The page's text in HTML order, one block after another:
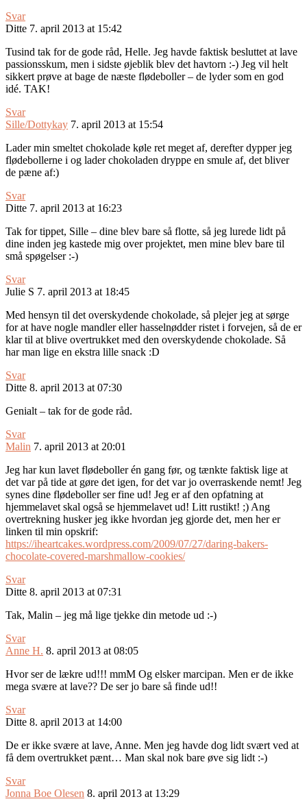
Svar
Ditte 7. april 2013 at 15:42
Tusind tak for de gode råd, Helle. Jeg havde faktisk besluttet at lave
passionsskum, men i sidste øjeblik blev det havtorn :-) Jeg vil helt
sikkert prøve at bage de næste flødeboller – de lyder som en god
idé. TAK!
Svar
Sille/Dottykay 7. april 2013 at 15:54
Lader min smeltet chokolade køle ret meget af, derefter dypper jeg
flødebollerne i og lader chokoladen dryppe en smule af, det bliver
de pæne af:)
Svar
Ditte 7. april 2013 at 16:23
Tak for tippet, Sille – dine blev bare så flotte, så jeg lurede lidt på
dine inden jeg kastede mig over projektet, men mine blev bare til
små spøgelser :-)
Svar
Julie S 7. april 2013 at 18:45
Med hensyn til det overskydende chokolade, så plejer jeg at sørge
for at have nogle mandler eller hasselnødder ristet i forvejen, så de er
klar til at blive overtrukket med den overskydende chokolade. Så
har man lige en ekstra lille snack :D
Svar
Ditte 8. april 2013 at 07:30
Genialt – tak for de gode råd.
Svar
Malin 7. april 2013 at 20:01
Jeg har kun lavet flødeboller én gang før, og tænkte faktisk lige at
det var på tide at gøre det igen, for det var jo overraskende nemt! Jeg
synes dine flødeboller ser fine ud! Jeg er af den opfatning at
hjemmelavet skal også se hjemmelavet ud! Litt rustikt! ;) Ang
overtrekning husker jeg ikke hvordan jeg gjorde det, men her er
linken til min opskrif:
https://iheartcakes.wordpress.com/2009/07/27/daring-bakers-
chocolate-covered-marshmallow-cookies/
Svar
Ditte 8. april 2013 at 07:31
Tak, Malin – jeg må lige tjekke din metode ud :-)
Svar
Anne H. 8. april 2013 at 08:05
Hvor ser de lækre ud!!! mmM Og elsker marcipan. Men er de ikke
mega svære at lave?? De ser jo bare så finde ud!!
Svar
Ditte 8. april 2013 at 14:00
De er ikke svære at lave, Anne. Men jeg havde dog lidt svært ved at
få dem overtrukket pænt… Man skal nok bare øve sig lidt :-)
Svar
Jonna Boe Olesen 8. april 2013 at 13:29